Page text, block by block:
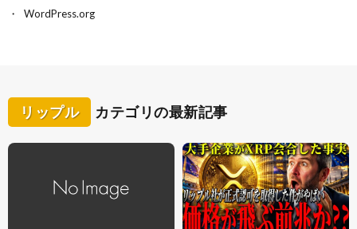
WordPress.org
リップル カテゴリの最新記事